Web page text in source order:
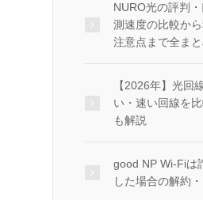
NURO光の評判
測速度の比較か
注意点まで全ま
【2026年】光回
い・速い回線を
も解説
good NP Wi-Fiは
した場合の解約